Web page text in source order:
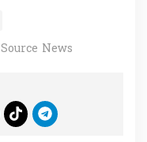
Source News